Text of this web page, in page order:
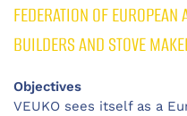
FEDERATION OF
BUILDERS AND STOVE
Objectives
VEUKO sees itself as a